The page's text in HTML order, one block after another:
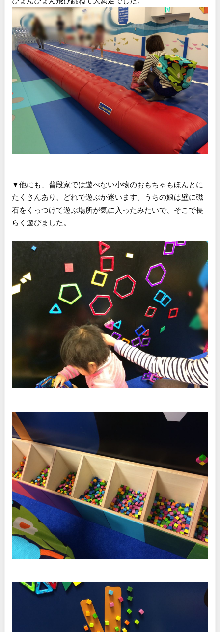
▼他にも、普段家では遊べない小物のおもちゃもほんとに
たくさんあり、どれで遊ぶか迷います。うちの娘は壁に磁
石をくっつけて遊ぶ場所が気に入ったみたいで、そこで長
らく遊びました。